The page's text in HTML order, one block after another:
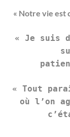
« Notre vie est
« Je suis
« Tout
où l’on